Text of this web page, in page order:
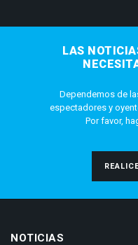
LAS
Dependemos de
espectadores y
Por favor,
NOTICIAS